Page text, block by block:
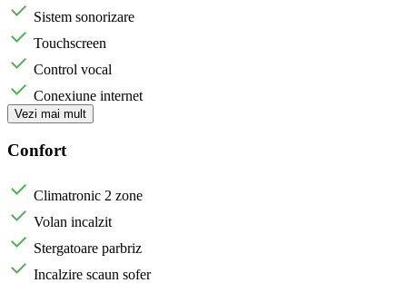
Sistem sonorizare
Touchscreen
Control vocal
Conexiune internet
Vezi mai mult
Confort
Climatronic 2 zone
Volan incalzit
Stergatoare parbriz
Incalzire scaun sofer